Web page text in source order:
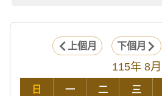
上個月 下個月
115年 8月
日 一 二 三